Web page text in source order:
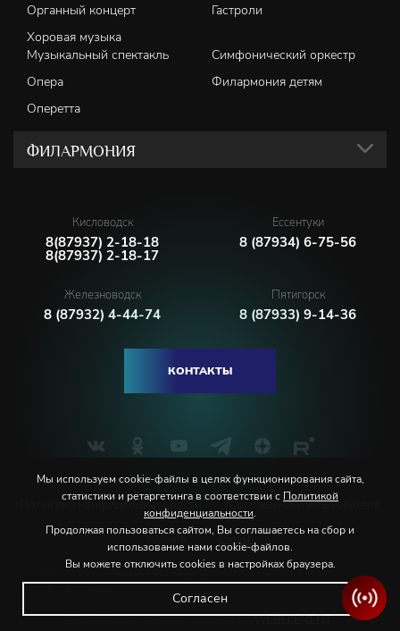
Органный концерт
Гастроли
Хоровая музыка
Музыкальный спектакль
Симфонический оркестр
Опера
Филармония детям
Оперетта
ФИЛАРМОНИЯ
Кисловодск
8(87937) 2-18-18
8(87937) 2-18-17
Ессентуки
8 (87934) 6-75-56
Железноводск
8 (87932) 4-44-74
Пятигорск
8 (87933) 9-14-36
КОНТАКТЫ
Политика конфиденциальности Соглашение пользователя
© 2026 Северо-Кавказская государственная филармония
им. В.И. Сафонова
Русский English
Разработка и продвижение сайта:WEBELEMENT
Мы используем cookie-файлы в целях функционирования сайта,
статистики и ретаргетинга в соответствии с Политикой
конфиденциальности.
Продолжая пользоваться сайтом, Вы соглашаетесь на сбор и
использование нами cookie-файлов.
Вы можете отключить cookies в настройках браузера.
Согласен